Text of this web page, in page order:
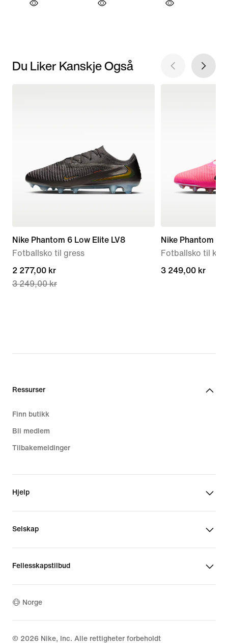
Du Liker Kanskje Også
Nike Phantom 6 Low Elite LV8
Fotballsko til gress
current
price
2 277,00 kr
3 249,00 kr
Nike Phantom 6
Fotballsko til
3 249,00 kr
3 249,00 kr
Ressurser
Finn butikk
Bli medlem
Tilbakemeldinger
Hjelp
Selskap
Fellesskapstilbud
Norge
© 2026 Nike, Inc. Alle rettigheter forbeholdt